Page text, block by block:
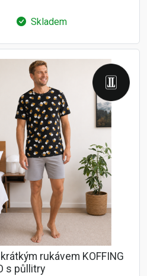
Skladem
rukávem KOFFING
s půllitry